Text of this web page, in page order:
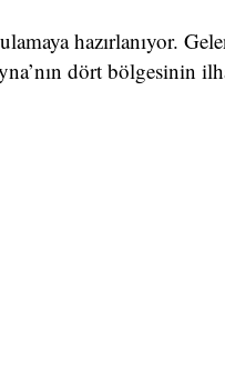
hazırlanıyor.
dört bölgesinin